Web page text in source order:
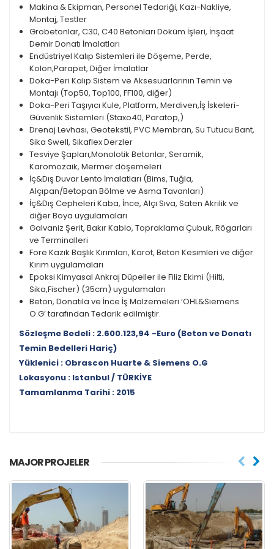
Makina & Ekipman, Personel Tedariği, Kazı-Nakliye,
Montaj, Testler
Grobetonlar, C30, C40 Betonları Döküm İşleri, İnşaat
Demir Donatı İmalatları
Endüstriyel Kalıp Sistemleri ile Döşeme, Perde,
Kolon,Parapet, Diğer İmalatlar
Doka-Peri Kalıp Sistem ve Aksesuarlarının Temin ve
Montajı (Top50, Top100, FF100, diğer)
Doka-Peri Taşıyıcı Kule, Platform, Merdiven,İş İskeleri-
Güvenlik Sistemleri (Staxo40, Paratop,)
Drenaj Levhası, Geotekstil, PVC Membran, Su Tutucu Bant,
Sika Swell, Sikaflex Derzler
Tesviye Şapları,Monolotik Betonlar, Seramik,
Karomozaik, Mermer döşemeleri
İç&Dış Duvar Lento İmalatları (Bims, Tuğla,
Alçıpan/Betopan Bölme ve Asma Tavanları)
İç&Dış Cepheleri Kaba, İnce, Alçı Sıva, Saten Akrilik ve
diğer Boya uygulamaları
Galvaniz Şerit, Bakır Kablo, Topraklama Çubuk, Rögarları
ve Terminalleri
Fore Kazık Başlık Kırımları, Karot, Beton Kesimleri ve diğer
Kırım uygulamaları
Epoksi Kimyasal Ankraj Düpeller ile Filiz Ekimi (Hilti,
Sika,Fischer) (35cm) uygulamaları
Beton, Donatıla ve İnce İş Malzemeleri ‘OHL&Siemens
O.G’ tarafından Tedarik edilmiştir.
Sözleşme Bedeli : 2.600.123,94 -Euro (Beton ve Donatı
Temin Bedelleri Hariç)
Yüklenici : Obrascon Huarte & Siemens O.G
Lokasyonu : Istanbul / TÜRKİYE
Tamamlanma Tarihi : 2015
MAJOR PROJELER